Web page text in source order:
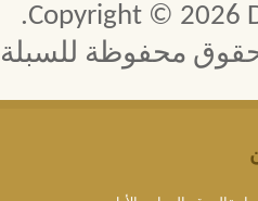
Copyright © 2026
محفوظة للسبلة